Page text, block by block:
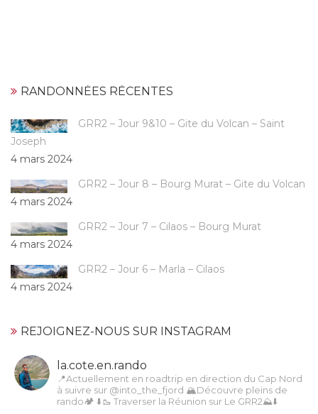
RANDONNÉES RÉCENTES
GRR2 – Jour 9&10 – Gite du Volcan – Saint
Joseph
4 mars 2024
GRR2 – Jour 8 – Bourg Murat – Gite du Volcan
4 mars 2024
GRR2 – Jour 7 – Cilaos – Bourg Murat
4 mars 2024
GRR2 – Jour 6 – Marla – Cilaos
4 mars 2024
REJOIGNEZ-NOUS SUR INSTAGRAM
la.cote.en.rando
📍Actuellement en roadtrip en direction du Cap Nord
à suivre sur @into_the_fjord 🏔Découvre pleins de
rando🏕️ ⬇️🥾 Traverser la Réunion sur Le GRR2⛰️⬇️